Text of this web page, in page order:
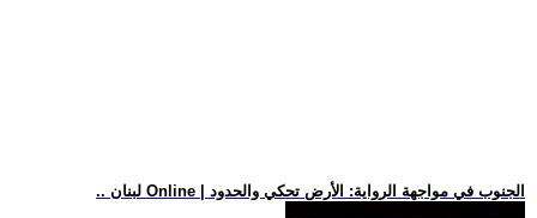
.. لبنان Online | الجنوب في مواجهة الرواية: الأرض تحكي والحدود